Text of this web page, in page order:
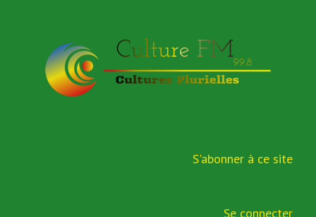
S'abonner à ce site
Se connecter